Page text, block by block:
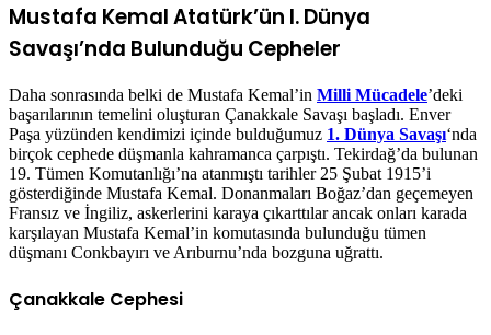
Mustafa Kemal Atatürk’ün I. Dünya
Savaşı’nda Bulunduğu Cepheler
Daha sonrasında belki de Mustafa Kemal’in Milli Mücadele’deki
başarılarının temelini oluşturan Çanakkale Savaşı başladı. Enver
Paşa yüzünden kendimizi içinde bulduğumuz 1. Dünya Savaşı‘nda
birçok cephede düşmanla kahramanca çarpıştı. Tekirdağ’da bulunan
19. Tümen Komutanlığı’na atanmıştı tarihler 25 Şubat 1915’i
gösterdiğinde Mustafa Kemal. Donanmaları Boğaz’dan geçemeyen
Fransız ve İngiliz, askerlerini karaya çıkarttılar ancak onları karada
karşılayan Mustafa Kemal’in komutasında bulunduğu tümen
düşmanı Conkbayırı ve Arıburnu’nda bozguna uğrattı.
Çanakkale Cephesi